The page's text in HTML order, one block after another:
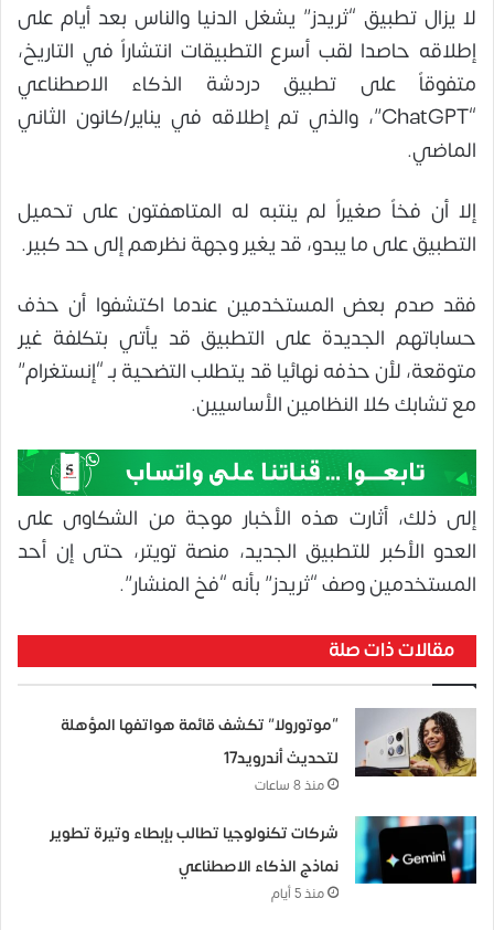
لا يزال تطبيق “ثريدز” يشغل الدنيا والناس بعد أيام على
إطلاقه حاصدا لقب أسرع التطبيقات انتشاراً في التاريخ،
متفوقاً على تطبيق دردشة الذكاء الاصطناعي
“ChatGPT”، والذي تم إطلاقه في يناير/كانون الثاني
الماضي.
إلا أن فخاً صغيراً لم ينتبه له المتاهفتون على تحميل
التطبيق على ما يبدو، قد يغير وجهة نظرهم إلى حد كبير.
فقد صدم بعض المستخدمين عندما اكتشفوا أن حذف
حساباتهم الجديدة على التطبيق قد يأتي بتكلفة غير
متوقعة، لأن حذفه نهائيا قد يتطلب التضحية بـ “إنستغرام”
مع تشابك كلا النظامين الأساسيين.
إلى ذلك، أثارت هذه الأخبار موجة من الشكاوى على
العدو الأكبر للتطبيق الجديد، منصة تويتر، حتى إن أحد
المستخدمين وصف “ثريدز” بأنه “فخ المنشار”.
مقالات ذات صلة
“موتورولا” تكشف قائمة هواتفها المؤهلة
لتحديث أندرويد17
منذ 8 ساعات
شركات تكنولوجيا تطالب بإبطاء وتيرة تطوير
نماذج الذكاء الاصطناعي
منذ 5 أيام